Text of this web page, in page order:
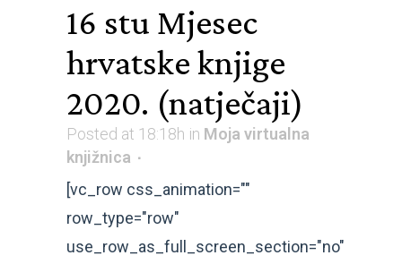
16 stu Mjesec
hrvatske knjige
2020. (natječaji)
Posted at 18:18h in Moja virtualna
knjižnica
[vc_row css_animation=""
row_type="row"
use_row_as_full_screen_section="no"